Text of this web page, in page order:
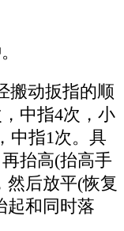
搬动扳指的顺
中指4次，小
中指1次。具
抬高(抬高手
然后放平(恢复
起和同时落